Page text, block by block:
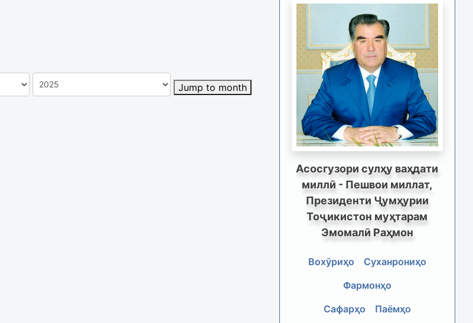
Jump to month
Асосгузори сулҳу ваҳдати
миллӣ - Пешвои миллат,
Президенти Ҷумҳурии
Тоҷикистон муҳтарам
Эмомалӣ Раҳмон
Вохӯриҳо
Суханрониҳо
Фармонҳо
Сафарҳо
Паёмҳо